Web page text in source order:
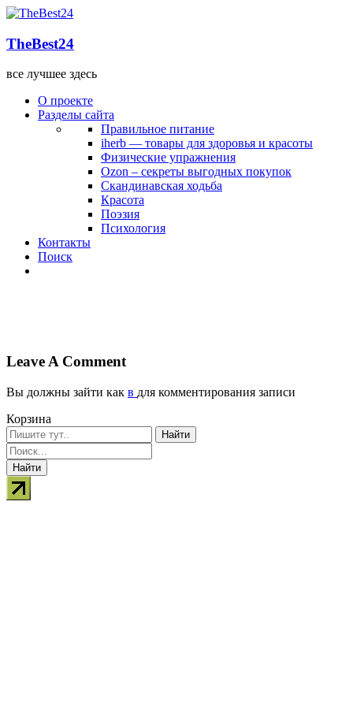
TheBest24
все лучшее здесь
О проекте
Разделы сайта
Правильное питание
iherb — товары для здоровья и красоты
Физические упражнения
Ozon – секреты выгодных покупок
Скандинавская ходьба
Красота
Поэзия
Психология
Контакты
Поиск
Leave A Comment
Вы должны зайти как в для комментирования записи
Корзина